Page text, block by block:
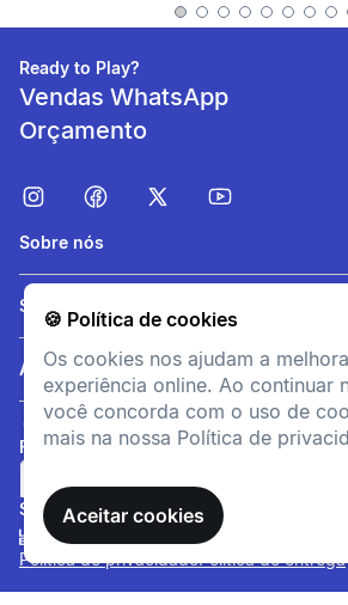
🍪 Política de cookies
Os cookies nos ajudam a
experiência online. Ao continuar
você concorda com o uso de
mais na nossa Política de
Aceitar cookies
Formato
Etiqueta
escrever
facilmente.
informacoesTecnicas
Ready to Play?
Vendas WhatsApp
Orçamento
Sobre nós
Serviços
Ajuda
FORMAS DE PAGAMENTO
SITE SEGURO
Política de privacidadePolítica de entrega